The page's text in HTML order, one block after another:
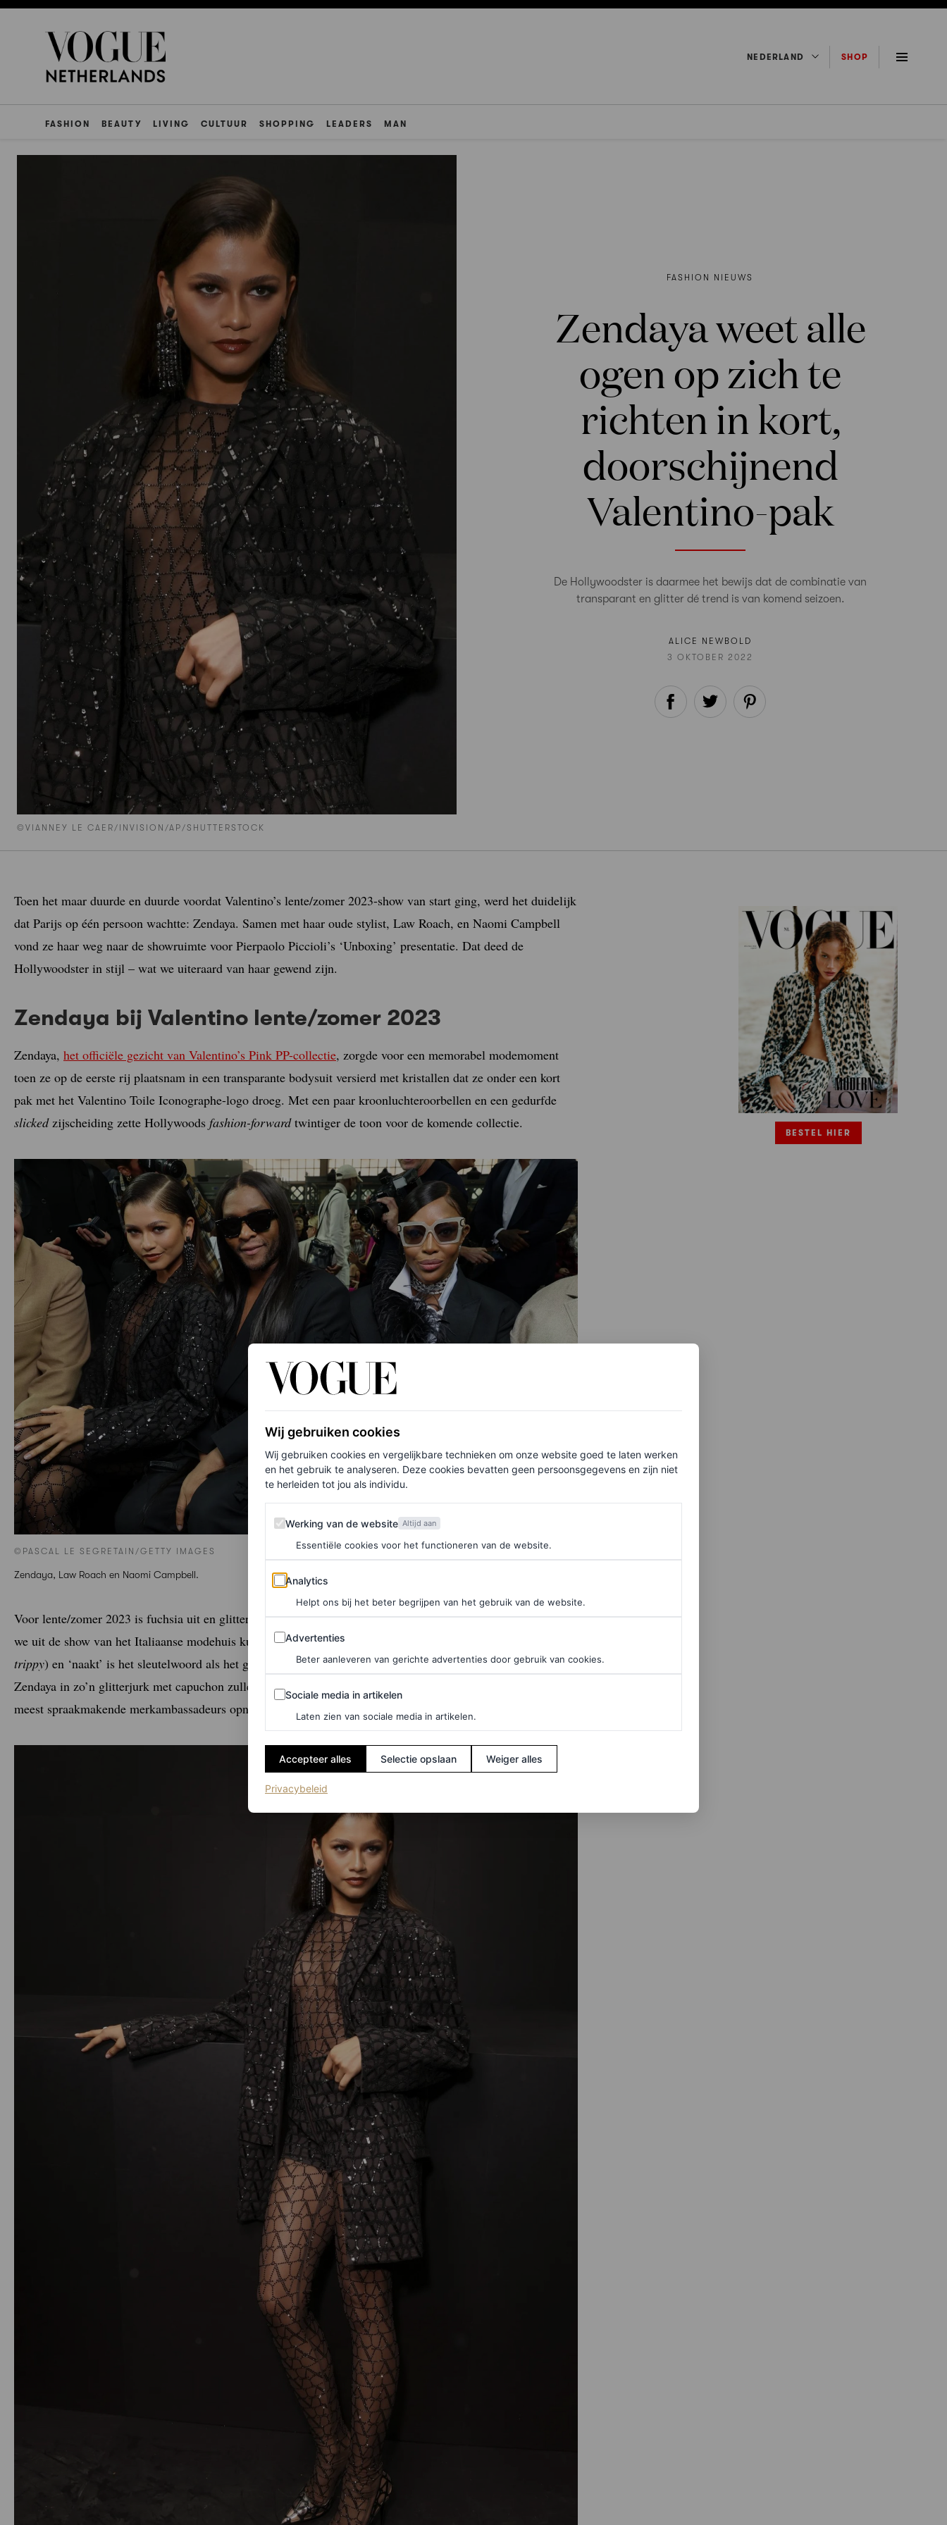
NEDERLAND SHOP
FASHION BEAUTY LIVING CULTUUR SHOPPING LEADERS MAN
©VIANNEY LE CAER/INVISION/AP/SHUTTERSTOCK
FASHION NIEUWS
Zendaya weet alle
ogen op zich te
richten in kort,
doorschijnend
Valentino-pak
De Hollywoodster is daarmee het bewijs dat de combinatie van
transparant en glitter dé trend is van komend seizoen.
ALICE NEWBOLD
3 OKTOBER 2022
Toen het maar duurde en duurde voordat Valentino’s lente/zomer 2023-show van start ging, werd het duidelijk
dat Parijs op één persoon wachtte: Zendaya. Samen met haar oude stylist, Law Roach, en Naomi Campbell
vond ze haar weg naar de showruimte voor Pierpaolo Piccioli’s ‘Unboxing’ presentatie. Dat deed de
Hollywoodster in stijl – wat we uiteraard van haar gewend zijn.
Zendaya bij Valentino lente/zomer 2023
Zendaya, het officiële gezicht van Valentino’s Pink PP-collectie, zorgde voor een memorabel modemoment
toen ze op de eerste rij plaatsnam in een transparante bodysuit versierd met kristallen dat ze onder een kort
pak met het Valentino Toile Iconographe-logo droeg. Met een paar kroonluchteroorbellen en een gedurfde
slickedzijscheiding zette Hollywoods fashion-forwardtwintiger de toon voor de komende collectie.
©PASCAL LE SEGRETAIN/GETTY IMAGES
Zendaya, Law Roach en Naomi Campbell.
Voor lente/zomer 2023 is fuchsia uit en glitter in – als het aan Valentino ligt, tenminste. Nog meercuesdie
we uit de show van het Italiaanse modehuis kunnen halen? Logomania is terug (de gezichtskunst was nogal
trippy) en ‘naakt’ is het sleutelwoord als het gaat om partywear. Het is slechts een kwestie van tijd voordat we
Zendaya in zo’n glitterjurk met capuchon zullen zien, maar voor nu heeft ze haar status als een van ’s werelds
meest spraakmakende merkambassadeurs opnieuw bevestigd. Bravo.
BESTEL HIER
Wij gebruiken cookies
Wij gebruiken cookies en vergelijkbare technieken om onze website goed te laten werken
en het gebruik te analyseren. Deze cookies bevatten geen persoonsgegevens en zijn niet
te herleiden tot jou als individu.
Werking van de website
Werking van de website Altijd aan
Essentiële cookies voor het functioneren van de website.
Analytics
Analytics
Helpt ons bij het beter begrijpen van het gebruik van de website.
Advertenties
Advertenties
Beter aanleveren van gerichte advertenties door gebruik van cookies.
Sociale media in artikelen
Sociale media in artikelen
Laten zien van sociale media in artikelen.
Accepteer alles Selectie opslaan Weiger alles
Privacybeleid